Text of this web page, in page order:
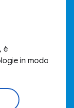
è
in modo